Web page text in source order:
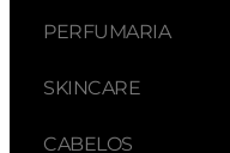
PERFUMARIA
SKINCARE
CABELOS